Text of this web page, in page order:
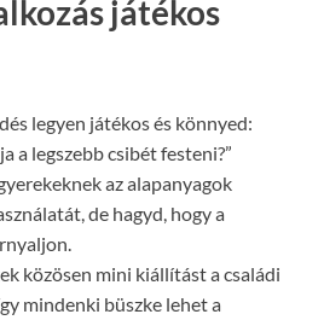
játékos
legyen játékos és könnyed:
a legszebb csibét festeni?”
az alapanyagok
de hagyd, hogy a
közösen mini kiállítást a családi
mindenki büszke lehet a